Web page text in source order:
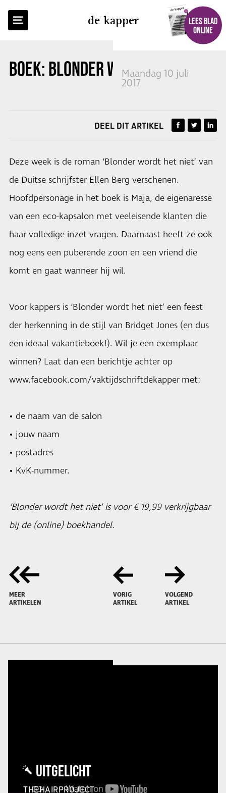
de kapper
LEES BLAD
ONLINE
BOEK: BLONDER WORDT HET NIET
Maandag 10 juli
2017
TERUG NAAR OVERZICHT
DEEL DIT ARTIKEL
Deze week is de roman ‘Blonder wordt het niet’ van
de Duitse schrijfster Ellen Berg verschenen.
Hoofdpersonage in het boek is Maja, de eigenaresse
van een eco-kapsalon met veeleisende klanten die
haar volledige inzet vragen. Daarnaast heeft ze ook
nog eens een puberende zoon en een vriend die
komt en gaat wanneer hij wil.
Voor kappers is ‘Blonder wordt het niet’ een feest
der herkenning in de stijl van Bridget Jones (en dus
een ideaal vakantieboek!). Wil je een exemplaar
winnen? Laat dan een berichtje achter op
www.facebook.com/vaktijdschriftdekapper met:
• de naam van de salon
• jouw naam
• postadres
• KvK-nummer.
‘Blonder wordt het niet’ is voor € 19,99 verkrijgbaar
bij de (online) boekhandel.
MEER
ARTIKELEN
VORIG
ARTIKEL
VOLGEND
ARTIKEL
UITGELICHT
THEHAIRPROJECT